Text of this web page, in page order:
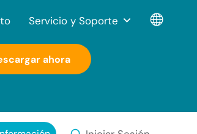
ahora
Servicio y Soporte